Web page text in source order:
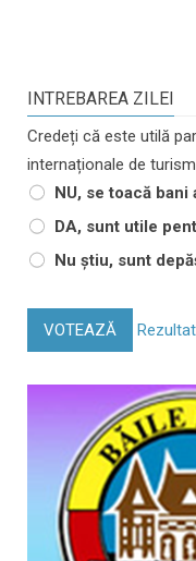
INTREBAREA ZILEI
Credeți că este utilă
internaționale de
NU, se toacă bani
DA, sunt utile
Nu știu, sunt
VOTEAZĂ